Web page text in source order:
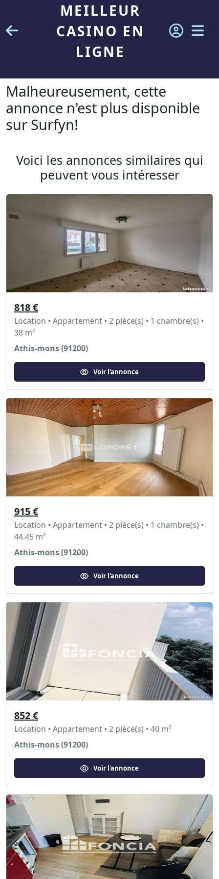
MEILLEUR
CASINO EN
LIGNE
Malheureusement, cette
annonce n'est plus disponible
sur Surfyn!
Voici les annonces similaires qui
peuvent vous intéresser
818 €
Location • Appartement • 2 pièce(s) • 1 chambre(s) •
38 m²
Athis-mons (91200)
Voir l'annonce
915 €
Location • Appartement • 2 pièce(s) • 1 chambre(s) •
44.45 m²
Athis-mons (91200)
Voir l'annonce
852 €
Location • Appartement • 2 pièce(s) • 40 m²
Athis-mons (91200)
Voir l'annonce